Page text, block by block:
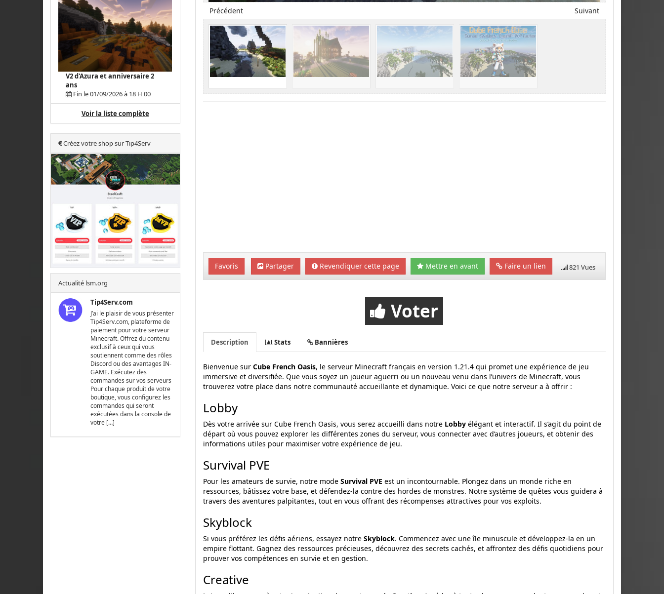
V2 d'Azura et anniversaire 2
ans
Fin le 01/09/2026 à 18 H 00
Voir la liste complète
Créez votre shop sur Tip4Serv
Actualité lsm.org
Tip4Serv.com
J’ai le plaisir de vous présenter
Tip4Serv.com, plateforme de
paiement pour votre serveur
Minecraft. Offrez du contenu
exclusif à ceux qui vous
soutiennent comme des rôles
Discord ou des avantages IN-
GAME. Exécutez des
commandes sur vos serveurs
Pour chaque produit de votre
boutique, vous configurez les
commandes qui seront
exécutées dans la console de
votre […]
Précédent Suivant
Favoris Partager Revendiquer cette page Mettre en avant Faire un lien 821 Vues
Voter
Description Stats Bannières
Bienvenue sur Cube French Oasis, le serveur Minecraft français en version 1.21.4 qui promet une expérience de jeu
immersive et diversifiée. Que vous soyez un joueur aguerri ou un nouveau venu dans l’univers de Minecraft, vous
trouverez votre place dans notre communauté accueillante et dynamique. Voici ce que notre serveur a à offrir :
Lobby
Dès votre arrivée sur Cube French Oasis, vous serez accueilli dans notre Lobbyélégant et interactif. Il s’agit du point de
départ où vous pouvez explorer les différentes zones du serveur, vous connecter avec d’autres joueurs, et obtenir des
informations utiles pour maximiser votre expérience de jeu.
Survival PVE
Pour les amateurs de survie, notre mode Survival PVE est un incontournable. Plongez dans un monde riche en
ressources, bâtissez votre base, et défendez-la contre des hordes de monstres. Notre système de quêtes vous guidera à
travers des aventures palpitantes, tout en vous offrant des récompenses attractives pour vos exploits.
Skyblock
Si vous préférez les défis aériens, essayez notre Skyblock. Commencez avec une île minuscule et développez-la en un
empire flottant. Gagnez des ressources précieuses, découvrez des secrets cachés, et affrontez des défis quotidiens pour
prouver vos compétences en survie et en gestion.
Creative